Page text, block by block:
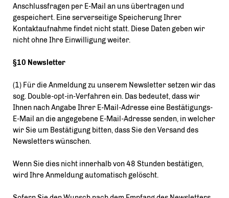
Anschlussfragen per E-Mail an uns übertragen und
gespeichert. Eine serverseitige Speicherung Ihrer
Kontaktaufnahme findet nicht statt. Diese Daten geben wir
nicht ohne Ihre Einwilligung weiter.
§10 Newsletter
(1) Für die Anmeldung zu unserem Newsletter setzen wir das
sog. Double-opt-in-Verfahren ein. Das bedeutet, dass wir
Ihnen nach Angabe Ihrer E-Mail-Adresse eine Bestätigungs-
E-Mail an die angegebene E-Mail-Adresse senden, in welcher
wir Sie um Bestätigung bitten, dass Sie den Versand des
Newsletters wünschen.
Wenn Sie dies nicht innerhalb von 48 Stunden bestätigen,
wird Ihre Anmeldung automatisch gelöscht.